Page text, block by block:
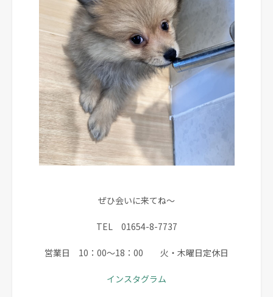
ぜひ会いに来てね～
TEL 01654-8-7737
営業日 10：00～18：00 火・木曜日定休日
インスタグラム